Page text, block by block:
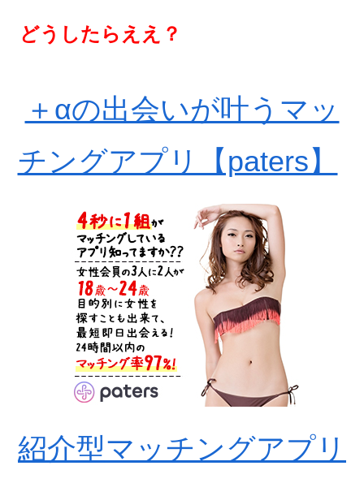
どうしたらええ？
＋αの出会いが叶うマッ
チングアプリ【paters】
紹介型マッチングアプリ